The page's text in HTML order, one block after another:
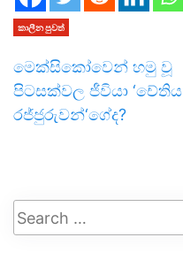
කාලීන පුවත්
මෙක්සිකෝවෙන් හමු වූ
පිටසක්වල ජීවියා ‘චේතිය
රජ්ජුරුවන්‘ගේද?